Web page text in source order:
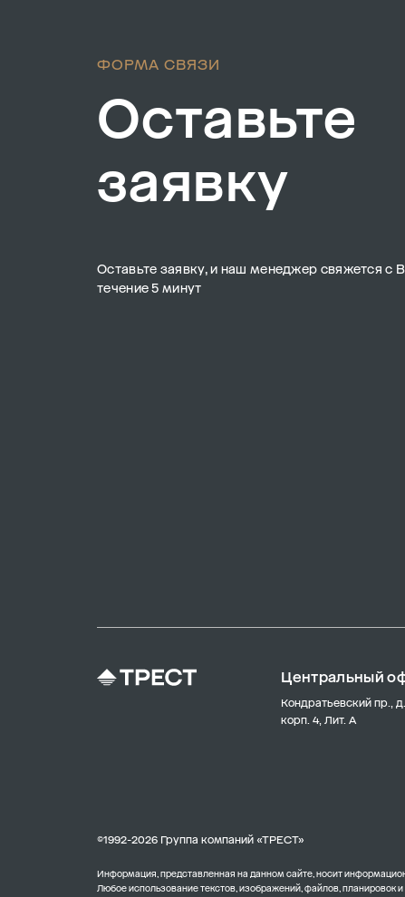
ФОРМА СВЯЗИ
Оставьте
заявку
Оставьте заявку, и наш менеджер свяжется с
течение 5 минут
Центральный
Кондратьевский пр.,
корп. 4, Лит. А
©1992-2026 Группа компаний «ТРЕСТ»
Информация, представленная на данном сайте, носит
Любое использование текстов, изображений, файлов, планировок